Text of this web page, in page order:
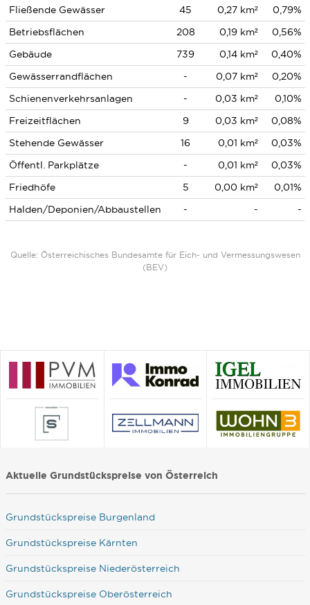
Fließende Gewässer 45 0,27 km²
0,79%
Betriebsflächen
208 0,19 km²
0,56%
Gebäude
739 0,14 km²
0,40%
Gewässerrandflächen
- 0,07 km²
0,20%
Schienenverkehrsanlagen
- 0,03 km²
0,10%
Freizeitflächen
9 0,03 km²
0,08%
Stehende Gewässer
16 0,01 km²
0,03%
Öffentl. Parkplätze
- 0,01 km²
0,03%
Friedhöfe
5 0,00 km²
0,01%
Halden/Deponien/Abbaustellen
- - -
Quelle: Österreichisches Bundesamte für Eich- und Vermessungswesen
(BEV)
Aktuelle Grundstückspreise von Österreich
Grundstückspreise Burgenland
Grundstückspreise Kärnten
Grundstückspreise Niederösterreich
Grundstückspreise Oberösterreich